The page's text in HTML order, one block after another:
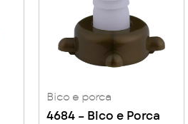
Bico e porca
4684 – Bico e Porca